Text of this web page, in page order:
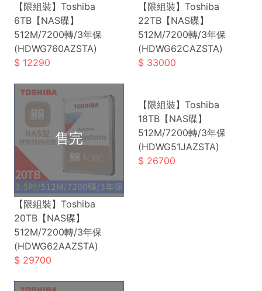
【限組裝】Toshiba
6TB【NAS碟】
512M/7200轉/3年保
(HDWG760AZSTA)
12290
【限組裝】Toshiba
22TB【NAS碟】
512M/7200轉/3年保
(HDWG62CAZSTA)
33000
【限組裝】Toshiba
20TB【NAS碟】
512M/7200轉/3年保
(HDWG62AAZSTA)
29700
【限組裝】Toshiba
18TB【NAS碟】
512M/7200轉/3年保
(HDWG51JAZSTA)
26700